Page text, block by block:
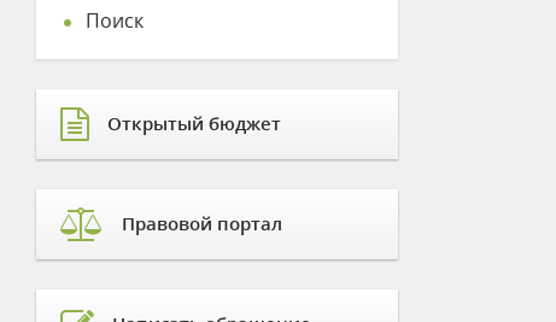
Поиск
Открытый бюджет
Правовой портал